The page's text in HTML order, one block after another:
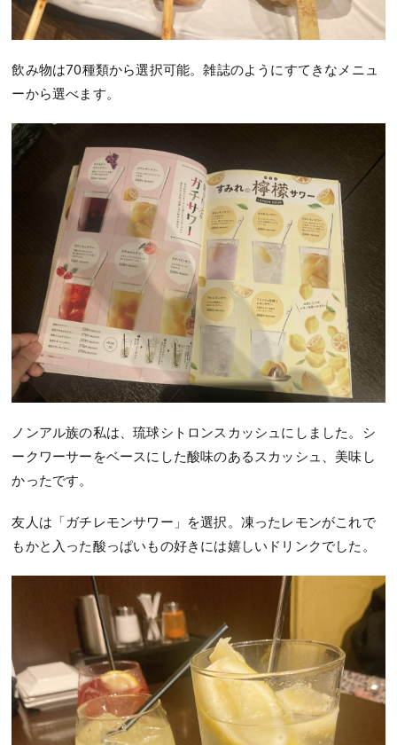
飲み物は70種類から選択可能。雑誌のようにすてきなメニュ
ーから選べます。
ノンアル族の私は、琉球シトロンスカッシュにしました。シ
ークワーサーをベースにした酸味のあるスカッシュ、美味し
かったです。
友人は「ガチレモンサワー」を選択。凍ったレモンがこれで
もかと入った酸っぱいもの好きには嬉しいドリンクでした。